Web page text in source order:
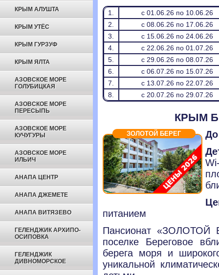
КРЫМ АЛУШТА
КРЫМ УТЁС
КРЫМ ГУРЗУФ
КРЫМ ЯЛТА
АЗОВСКОЕ МОРЕ
ГОЛУБИЦКАЯ
АЗОВСКОЕ МОРЕ
ПЕРЕСЫПЬ
АЗОВСКОЕ МОРЕ
КУЧУГУРЫ
АЗОВСКОЕ МОРЕ
ИЛЬИЧ
АНАПА ЦЕНТР
АНАПА ДЖЕМЕТЕ
АНАПА ВИТЯЗЕВО
ГЕЛЕНДЖИК АРХИПО-
ОСИПОВКА
ГЕЛЕНДЖИК
ДИВНОМОРСКОЕ
1.
с 01.06.26 по 10.06.26
2.
с 08.06.26 по 17.06.26
3.
с 15.06.26 по 24.06.26
4.
с 22.06.26 по 01.07.26
5.
с 29.06.26 по 08.07.26
6.
с 06.07.26 по 15.07.26
7.
с 13.07.26 по 22.07.26
8.
с 20.07.26 по 29.07.26
КРЫМ
ЗОЛОТОЙ БЕРЕГ
питанием
Пансионат «ЗОЛОТОЙ
поселке Береговое
берега моря и
уникальной